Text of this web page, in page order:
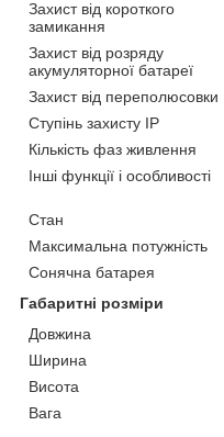
Захист від короткого
замикання
Захист від розряду
акумуляторної батареї
Захист від переполюсовки
Ступінь захисту IP
Кількість фаз живлення
Інші функції і особливості
Стан
Максимальна потужність
Сонячна батарея
Габаритні розміри
Довжина
Ширина
Висота
Вага